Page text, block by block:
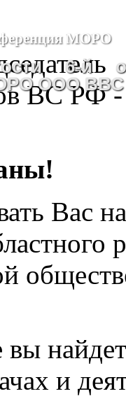
МОРО
6-й
ООО
Вас
вы
и